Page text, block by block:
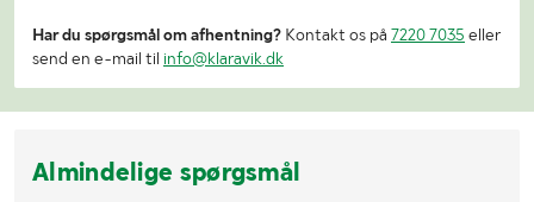
Har du spørgsmål om afhentning? Kontakt os på 7220 7035 eller
send en e-mail til info@klaravik.dk
Almindelige spørgsmål